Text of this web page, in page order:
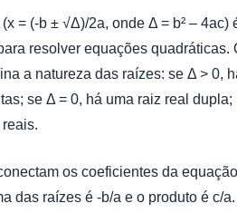
= (-b ± √Δ)/2a, onde Δ = b² – 4ac)
resolver equações quadráticas.
a natureza das raízes: se Δ > 0,
se Δ = 0, há uma raiz real dupla;
os coeficientes da equação
das raízes é -b/a e o produto é c/a.